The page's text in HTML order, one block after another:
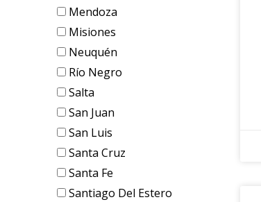
Mendoza
Misiones
Neuquén
Río Negro
Salta
San Juan
San Luis
Santa Cruz
Santa Fe
Santiago Del Estero